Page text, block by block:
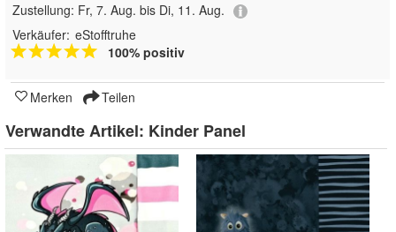
Zustellung: Fr, 7. Aug. bis Di, 11. Aug.
Verkäufer: eStofftruhe
100% positiv
Merken Teilen
Verwandte Artikel: Kinder Panel